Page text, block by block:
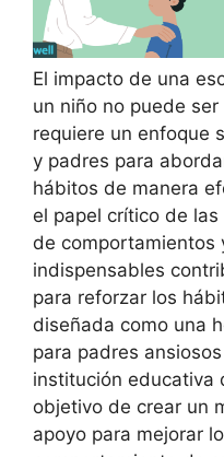
El impacto de una
un niño no puede
requiere un enfoque
y padres para
hábitos de manera
el papel crítico de
de comportamientos
indispensables
para reforzar los
diseñada como una
para padres
institución educativa
objetivo de crear un
apoyo para mejorar